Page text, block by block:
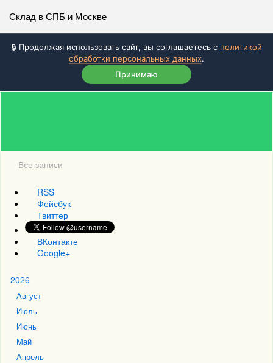
🔒 Продолжая использовать сайт, вы соглашаетесь с политикой
обработки персональных данных.
Принимаю
Склад в СПБ и Москве
Все записи
RSS
Фейсбук
Твиттер
ВКонтакте
Google+
2026
Август
Июль
Июнь
Май
Апрель